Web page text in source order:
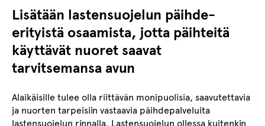
Lisätään lastensuojelun päihde-
erityistä osaamista, jotta päihteitä
käyttävät nuoret saavat
tarvitsemansa avun
Alaikäisille tulee olla riittävän monipuolisia, saavutettavia
ja nuorten tarpeisiin vastaavia päihdepalveluita
lastensuojelun rinnalla. Lastensuojelun ollessa kuitenkin